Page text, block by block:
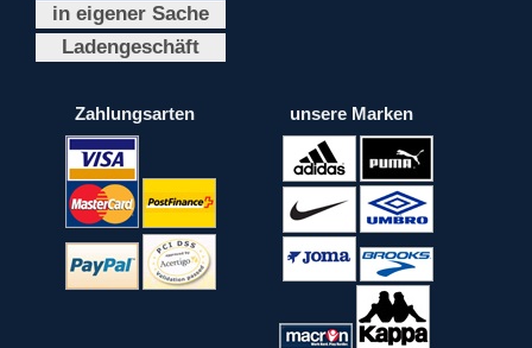
in eigener Sache
Ladengeschäft
Zahlungsarten unsere Marken